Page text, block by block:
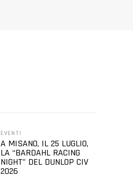
EVENTI
A MISANO, IL 25 LUGLIO,
LA “BARDAHL RACING
NIGHT” DEL DUNLOP CIV
2026